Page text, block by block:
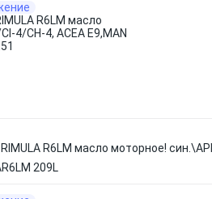
R6LM масло
4/CH-4, ACEA E9,MAN
R6LM масло моторное!
209L